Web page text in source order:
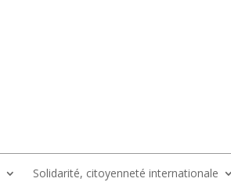
Solidarité, citoyenneté internationale